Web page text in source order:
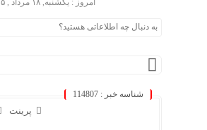
امروز : یکشنبه, ۱۸ مرداد , ۱۴۰۵
شناسه خبر : 114807
پرینت